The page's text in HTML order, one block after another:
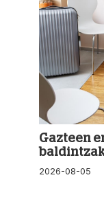
Gazteen
2026-08-05